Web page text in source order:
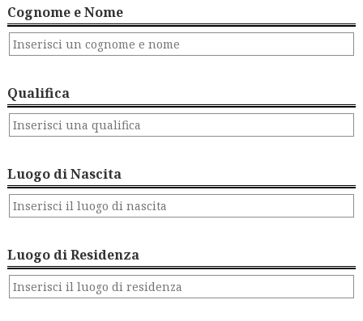
Cognome e Nome
Qualifica
Luogo di Nascita
Luogo di Residenza